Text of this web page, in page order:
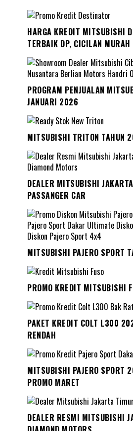
HARGA KREDIT MITSUBISHI
TERBAIK DP, CICILAN MURAH
PROGRAM PENJUALAN
JANUARI 2026
MITSUBISHI TRITON TAHUN
DEALER MITSUBISHI
PASSANGER CAR
MITSUBISHI PAJERO SPORT
PROMO KREDIT MITSUBISHI
PAKET KREDIT COLT L300
RENDAH
MITSUBISHI PAJERO SPORT
PROMO MARET
DEALER RESMI MITSUBISHI